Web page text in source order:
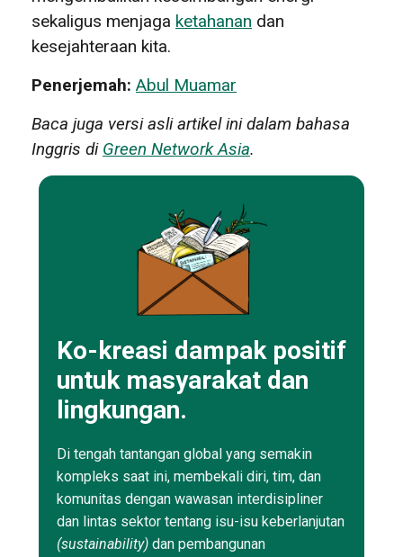
sekaligus menjaga ketahanan dan
kesejahteraan kita.
Penerjemah: Abul Muamar
Baca juga versi asli artikel ini dalam bahasa
Inggris di Green Network Asia.
Ko-kreasi dampak positif
untuk masyarakat dan
lingkungan.
Di tengah tantangan global yang semakin
kompleks saat ini, membekali diri, tim, dan
komunitas dengan wawasan interdisipliner
dan lintas sektor tentang isu-isu keberlanjutan
(sustainability) dan pembangunan